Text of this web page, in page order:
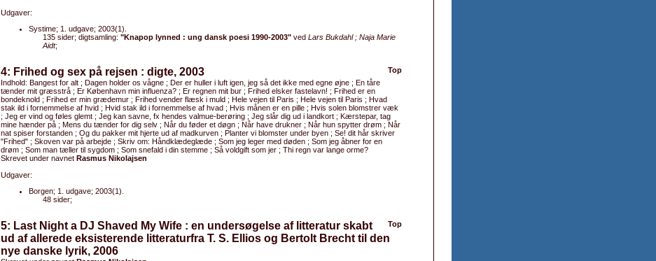
Udgaver:
Systime; 1. udgave; 2003(1).
135 sider; digtsamling: "Knapop lynned : ung dansk poesi 1990-2003" ved Lars Bukdahl ; Naja Marie
Aidt;
Top
4: Frihed og sex på rejsen : digte, 2003
Indhold: Bangest for alt ; Dagen holder os vågne ; Der er huller i luft igen, jeg så det ikke med egne øjne ; En tåre
tænder mit græsstrå ; Er København min influenza? ; Er regnen mit bur ; Frihed elsker fastelavn! ; Frihed er en
bondeknold ; Frihed er min grædemur ; Frihed vender flæsk i muld ; Hele vejen til Paris ; Hele vejen til Paris ; Hvad
stak ild i fornemmelse af hvid ; Hvid stak ild i fornemmelse af hvad ; Hvis månen er en pille ; Hvis solen blomstrer væk
; Jeg er vind og føles glemt ; Jeg kan savne, fx hendes valmue-berøring ; Jeg slår dig ud i landkort ; Kærstepar, tag
mine hænder på ; Mens du tænder for dig selv ; Når du føder et døgn ; Når have drukner ; Når hun spytter drøm ; Når
nat spiser forstanden ; Og du pakker mit hjerte ud af madkurven ; Planter vi blomster under byen ; Se! dit hår skriver
"Frihed" ; Skoven var på arbejde ; Skriv om: Håndklædeglæde ; Som jeg leger med døden ; Som jeg åbner for en
drøm ; Som man tæller til sygdom ; Som snefald i din stemme ; Så voldgift som jer ; Thi regn var lange orme?
Skrevet under navnet Rasmus Nikolajsen
Udgaver:
Borgen; 1. udgave; 2003(1).
48 sider;
Top
5: Last Night a DJ Shaved My Wife : en undersøgelse af litteratur skabt
ud af allerede eksisterende litteraturfra T. S. Ellios og Bertolt Brecht til den
nye danske lyrik, 2006